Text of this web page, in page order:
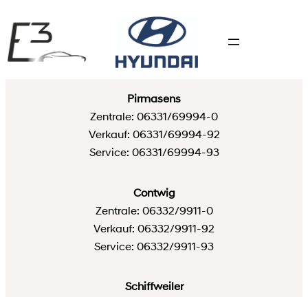
Inhalt
springen
Pirmasens
Zentrale: 06331/69994-0
Verkauf: 06331/69994-92
Service: 06331/69994-93
Contwig
Zentrale: 06332/9911-0
Verkauf: 06332/9911-92
Service: 06332/9911-93
Schiffweiler